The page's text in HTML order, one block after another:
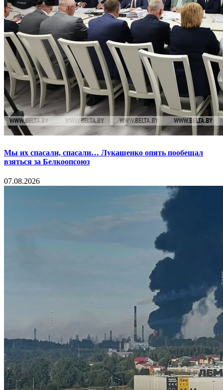
Мы их спасали, спасали… Лукашенко опять пообещал
взяться за Белкоопсоюз
07.08.2026